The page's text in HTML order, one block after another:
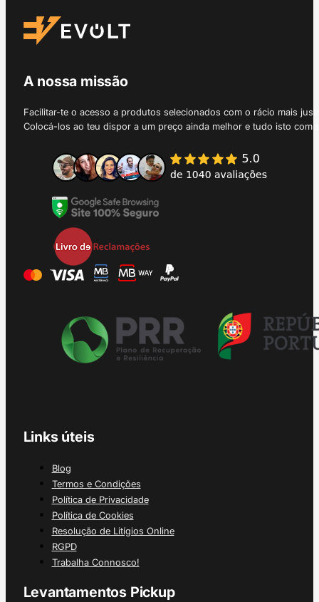
A nossa missão
Facilitar-te o acesso a produtos selecionados com o rácio mais
Colocá-los ao teu dispor a um preço ainda melhor e tudo isto
Links úteis
Blog
Termos e Condições
Política de Privacidade
Política de Cookies
Resolução de Litígios Online
RGPD
Trabalha Connosco!
Levantamentos Pickup